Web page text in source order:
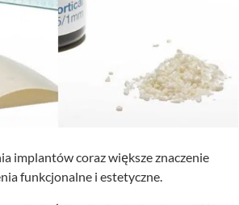
implantów coraz większe znaczenie
funkcjonalne i estetyczne.